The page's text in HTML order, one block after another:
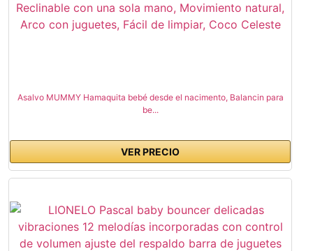
Asalvo MUMMY Hamaquita bebé desde el nacimento, Balancin para
be...
VER PRECIO